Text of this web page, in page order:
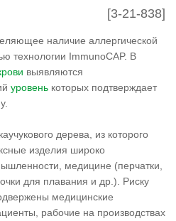
[3-21-838]
наличие аллергической
технологии ImmunoCAP. В
выявляются
уровень которых подтверждает
дерева, из которого
изделия широко
медицине (перчатки,
для плавания и др.). Риску
медицинские
рабочие на производствах